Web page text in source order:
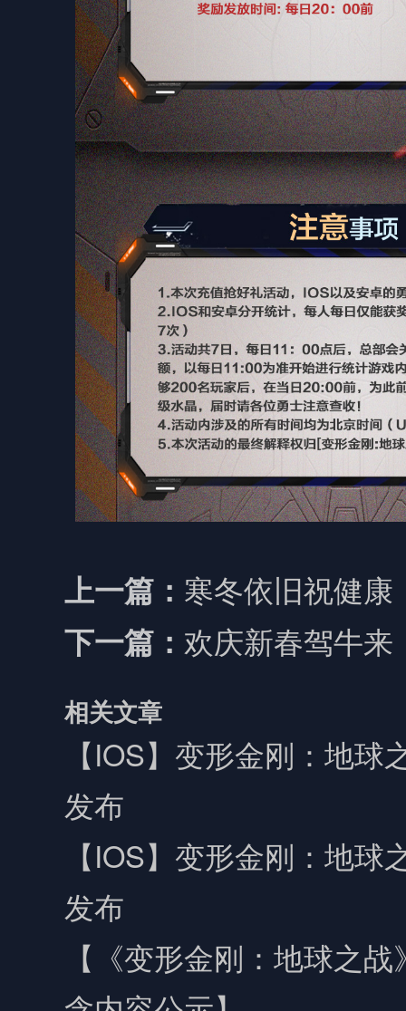
上一篇： 寒冬依旧祝健
下一篇： 欢庆新春驾牛
相关文章
【IOS】变形金刚：地球
发布
【IOS】变形金刚：地球
发布
【《变形金刚：地球之